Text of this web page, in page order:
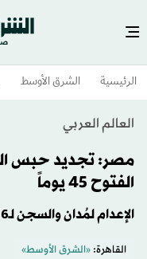
الرئيسية الشرق الأوسط​
العالم العربي
مصر: تجديد حبس
الفتوح 45 يوماً
الإعدام لمُدان والسجن لـ6 آخرين في «خلية طنطا الإرهابية»
القاهرة:«الشرق الأوسط»